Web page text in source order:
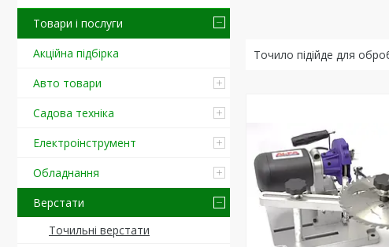
Товари і послуги
Акційна підбірка
Авто товари
Садова техніка
Електроінструмент
Обладнання
Верстати
Точильні верстати
Точило підійде для